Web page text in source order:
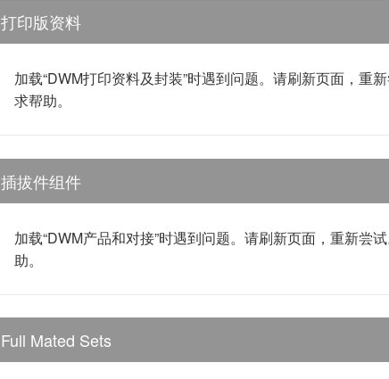
打印版资料
加载“DWM打印资料及封装”时遇到问题。请刷新页面，重
求帮助。
插拔件组件
加载“DWM产品和对接”时遇到问题。请刷新页面，重新尝
助。
Full Mated Sets